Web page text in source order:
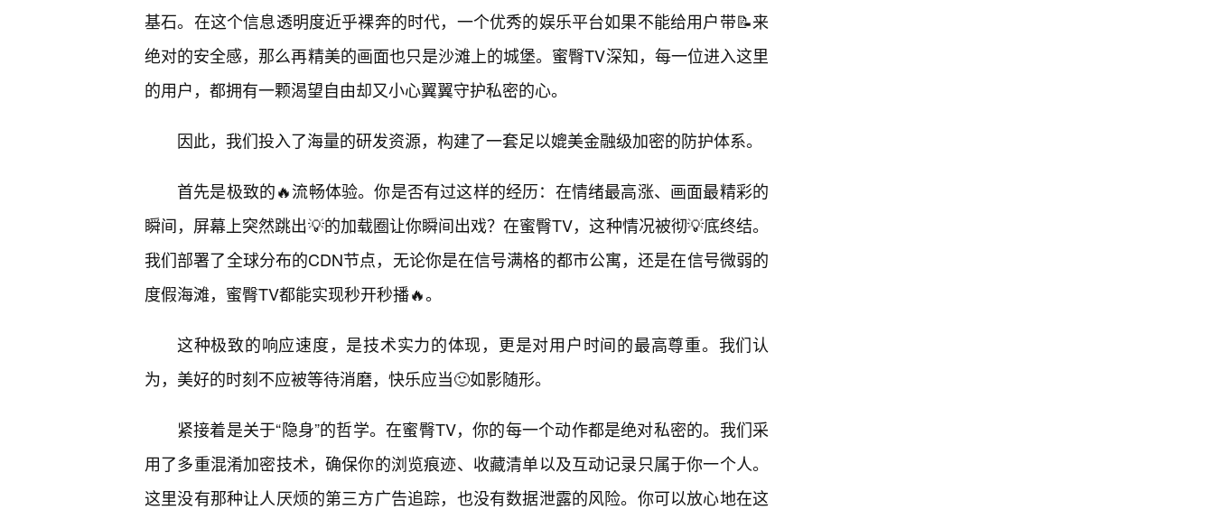
基石。在这个信息透明度近乎裸奔的时代，一个优秀的娱乐平台如果不能给用户带📝来
绝对的安全感，那么再精美的画面也只是沙滩上的城堡。蜜臀TV深知，每一位进入这里
的用户，都拥有一颗渴望自由却又小心翼翼守护私密的心。
因此，我们投入了海量的研发资源，构建了一套足以媲美金融级加密的防护体系。
首先是极致的🔥流畅体验。你是否有过这样的经历：在情绪最高涨、画面最精彩的
瞬间，屏幕上突然跳出💡的加载圈让你瞬间出戏？在蜜臀TV，这种情况被彻💡底终结。
我们部署了全球分布的CDN节点，无论你是在信号满格的都市公寓，还是在信号微弱的
度假海滩，蜜臀TV都能实现秒开秒播🔥。
这种极致的响应速度，是技术实力的体现，更是对用户时间的最高尊重。我们认
为，美好的时刻不应被等待消磨，快乐应当🙂如影随形。
紧接着是关于“隐身”的哲学。在蜜臀TV，你的每一个动作都是绝对私密的。我们采
用了多重混淆加密技术，确保你的浏览痕迹、收藏清单以及互动记录只属于你一个人。
这里没有那种让人厌烦的第三方广告追踪，也没有数据泄露的风险。你可以放心地在这